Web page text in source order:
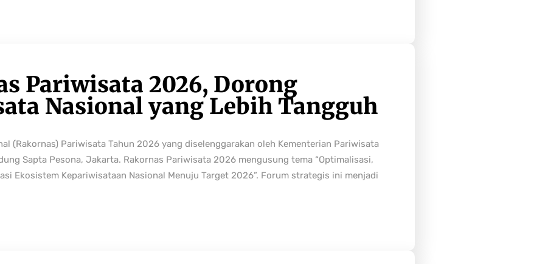
Pariwisata 2026, Dorong
Nasional yang Lebih Tangguh
(Rakornas) Pariwisata Tahun 2026 yang diselenggarakan oleh Kementerian Pariwisata
Sapta Pesona, Jakarta. Rakornas Pariwisata 2026 mengusung tema “Optimalisasi,
Ekosistem Kepariwisataan Nasional Menuju Target 2026”. Forum strategis ini menjadi